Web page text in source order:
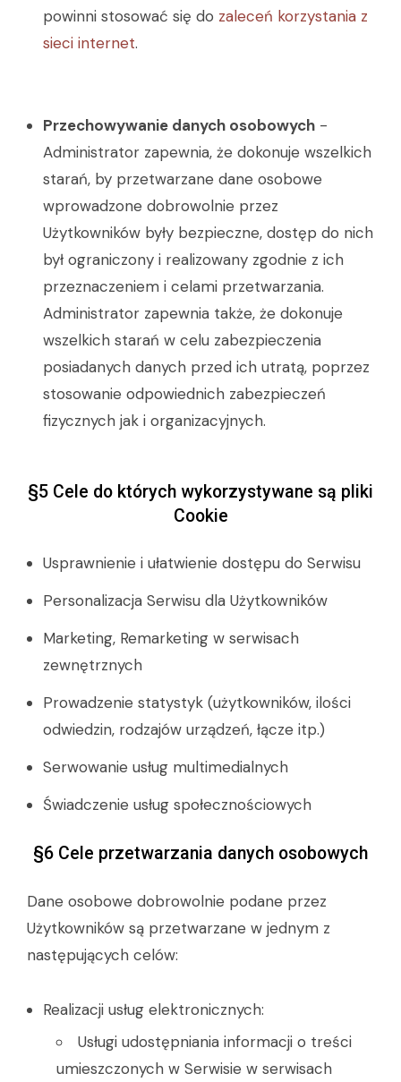
powinni stosować się do zaleceń korzystania z
sieci internet.
Przechowywanie danych osobowych -
Administrator zapewnia, że dokonuje wszelkich
starań, by przetwarzane dane osobowe
wprowadzone dobrowolnie przez
Użytkowników były bezpieczne, dostęp do nich
był ograniczony i realizowany zgodnie z ich
przeznaczeniem i celami przetwarzania.
Administrator zapewnia także, że dokonuje
wszelkich starań w celu zabezpieczenia
posiadanych danych przed ich utratą, poprzez
stosowanie odpowiednich zabezpieczeń
fizycznych jak i organizacyjnych.
§5 Cele do których wykorzystywane są pliki
Cookie
Usprawnienie i ułatwienie dostępu do Serwisu
Personalizacja Serwisu dla Użytkowników
Marketing, Remarketing w serwisach
zewnętrznych
Prowadzenie statystyk (użytkowników, ilości
odwiedzin, rodzajów urządzeń, łącze itp.)
Serwowanie usług multimedialnych
Świadczenie usług społecznościowych
§6 Cele przetwarzania danych osobowych
Dane osobowe dobrowolnie podane przez
Użytkowników są przetwarzane w jednym z
następujących celów:
Realizacji usług elektronicznych:
Usługi udostępniania informacji o treści
umieszczonych w Serwisie w serwisach